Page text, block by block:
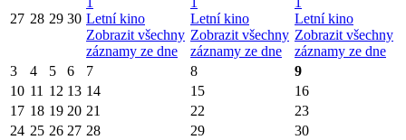
27 28 29 30 Letní kino
Zobrazit všechny
záznamy ze dne
Letní kino
Zobrazit všechny
záznamy ze dne
Letní kino
Zobrazit všechny
záznamy ze dne
3
4 5 6 7 8
9
10 11 12 13 14 15
16
17 18 19 20 21 22
23
24 25 26 27 28 29
30